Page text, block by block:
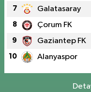
7 Galatasaray
8 Çorum FK
9 Gaziantep FK
10 Alanyaspor